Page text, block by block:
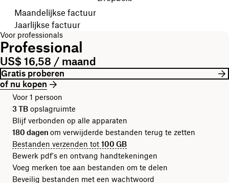
Kies je factureringscyclus
Maandelijkse factuur
Jaarlijkse factuur
Voor professionals
Professional
US$ 16,58 / maand
Gratis proberen
of nu kopen
Voor 1 persoon
3 TB opslagruimte
Blijf verbonden op alle apparaten
180 dagen om verwijderde bestanden terug te zetten
Bestanden verzenden tot 100 GB
Bewerk pdf's en ontvang handtekeningen
Voeg merken toe aan bestanden om te delen
Beveilig bestanden met een wachtwoord